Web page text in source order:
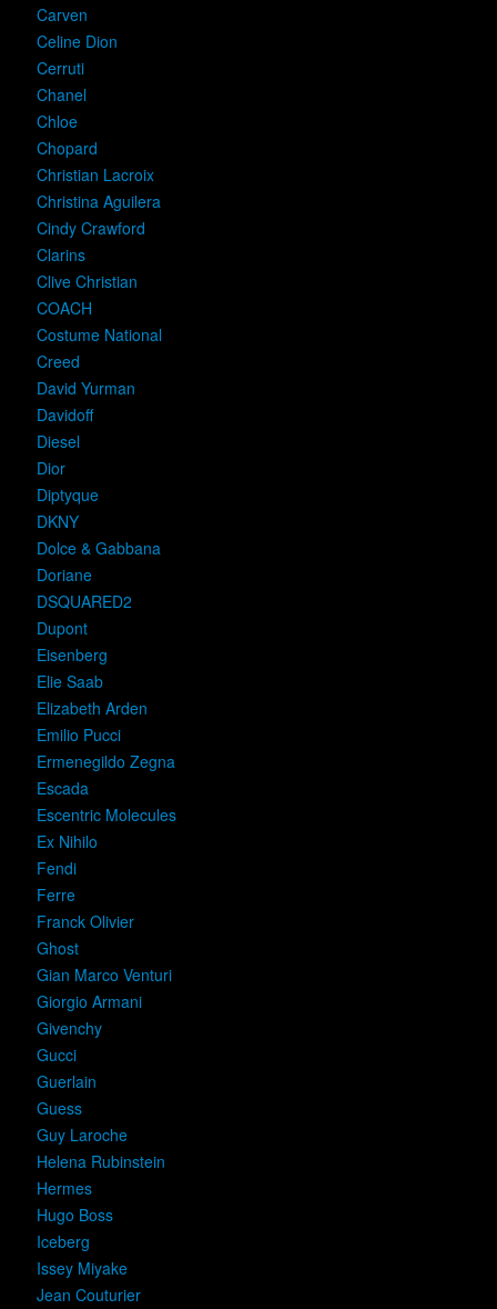
Carven
Celine Dion
Cerruti
Chanel
Chloe
Chopard
Christian Lacroix
Christina Aguilera
Cindy Crawford
Clarins
Clive Christian
COACH
Costume National
Creed
David Yurman
Davidoff
Diesel
Dior
Diptyque
DKNY
Dolce & Gabbana
Doriane
DSQUARED2
Dupont
Eisenberg
Elie Saab
Elizabeth Arden
Emilio Pucci
Ermenegildo Zegna
Escada
Escentric Molecules
Ex Nihilo
Fendi
Ferre
Franck Olivier
Ghost
Gian Marco Venturi
Giorgio Armani
Givenchy
Gucci
Guerlain
Guess
Guy Laroche
Helena Rubinstein
Hermes
Hugo Boss
Iceberg
Issey Miyake
Jean Couturier